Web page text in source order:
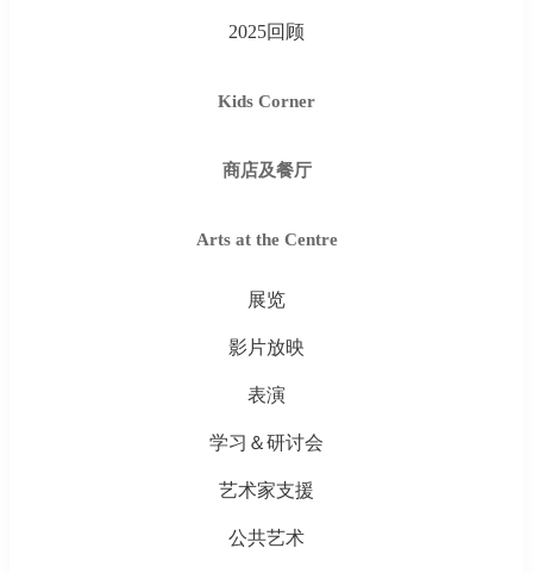
2025回顾
Kids Corner
商店及餐厅
Arts at the Centre
展览
影片放映
表演
学习＆研讨会
艺术家支援
公共艺术